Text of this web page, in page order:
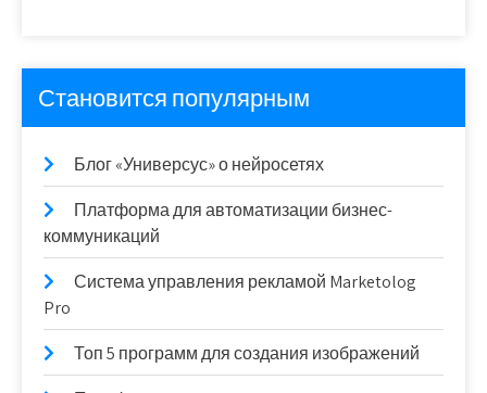
Становится популярным
Блог «Универсус» о нейросетях
Платформа для автоматизации бизнес-
коммуникаций
Система управления рекламой Marketolog
Pro
Топ 5 программ для создания изображений